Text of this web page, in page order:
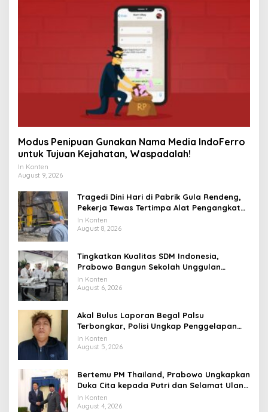
Modus Penipuan Gunakan Nama Media IndoFerro
untuk Tujuan Kejahatan, Waspadalah!
In Konten
August 9, 2026
Tragedi Dini Hari di Pabrik Gula Rendeng,
Pekerja Tewas Tertimpa Alat Pengangkat
Tebu
In Konten
August 8, 2026
Tingkatkan Kualitas SDM Indonesia,
Prabowo Bangun Sekolah Unggulan
hingga Undang Universitas Terbaik Dunia
In Konten
August 6, 2026
Akal Bulus Laporan Begal Palsu
Terbongkar, Polisi Ungkap Penggelapan
Uang Perusahaan untuk Crypto
In Konten
August 5, 2026
Bertemu PM Thailand, Prabowo Ungkapkan
Duka Cita kepada Putri dan Selamat Ulang
Tahun ke Raja Thailand
In Konten
August 4, 2026